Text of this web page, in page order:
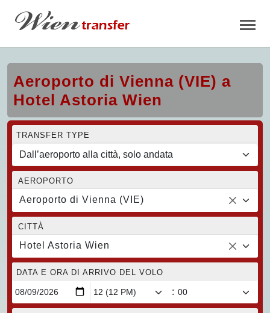
Aeroporto di Vienna (VIE) a
Hotel Astoria Wien
TRANSFER TYPE
AEROPORTO
Aeroporto di Vienna (VIE)
CITTÀ
Hotel Astoria Wien
DATA E ORA DI ARRIVO DEL VOLO
: